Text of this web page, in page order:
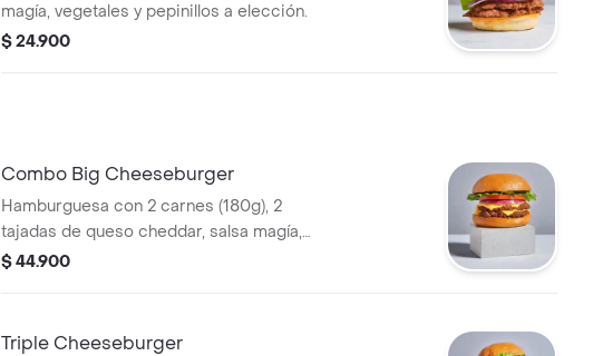
magía, vegetales y pepinillos a elección.
$ 24.900
Combo Big Cheeseburger
Hamburguesa con 2 carnes (180g), 2
tajadas de queso cheddar, salsa magía,
vegetales y pepinillos a elección + papas
$ 44.900
Triple Cheeseburger